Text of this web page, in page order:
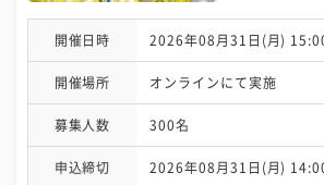
開催日時 2026年08月31日(月)
開催場所 オンラインにて実施
募集人数 300名
申込締切 2026年08月31日(月)